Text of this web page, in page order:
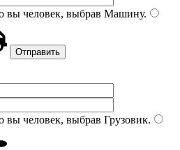
вы человек, выбрав Машину.
вы человек, выбрав Грузовик.